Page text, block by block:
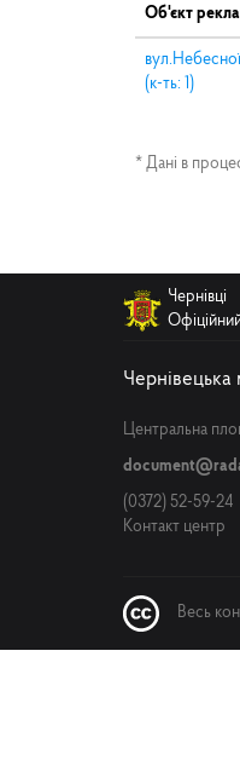
Об'єкт
(к-ть: 1)
* Дані в
Чернівці
Чернівецька
Центральна
(0372) 52-59-24
Контакт центр
Весь